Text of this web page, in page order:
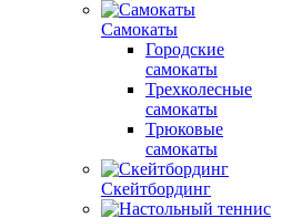
Самокаты
Городские
самокаты
Трехколесные
самокаты
Трюковые
самокаты
Скейтбординг